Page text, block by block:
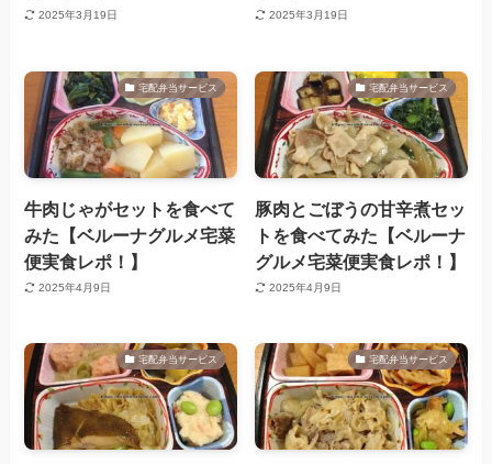
2025年3月19日 2025年3月19日
宅配弁当サービス
牛肉じゃがセットを食べて
みた【ベルーナグルメ宅菜
便実食レポ！】
2025年4月9日
宅配弁当サービス
豚肉とごぼうの甘辛煮セッ
トを食べてみた【ベルーナ
グルメ宅菜便実食レポ！】
2025年4月9日
宅配弁当サービス 宅配弁当サービス